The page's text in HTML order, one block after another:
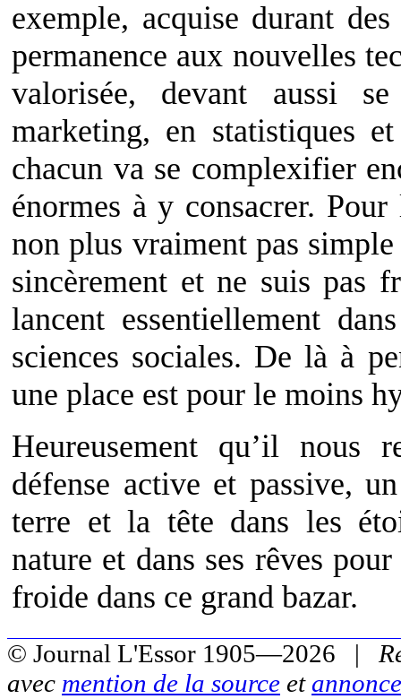
exemple, acquise durant
permanence aux nouvelles
valorisée, devant aussi
marketing, en statistiques
chacun va se complexifier
énormes à y consacrer.
non plus vraiment pas
sincèrement et ne suis pas
lancent essentiellement
sciences sociales. De là à
une place est pour le moins
Heureusement qu’il nous
défense active et passive,
terre et la tête dans les
nature et dans ses rêves
froide dans ce grand bazar.
© Journal L'Essor 1905—2026 |
avec mention de la source et